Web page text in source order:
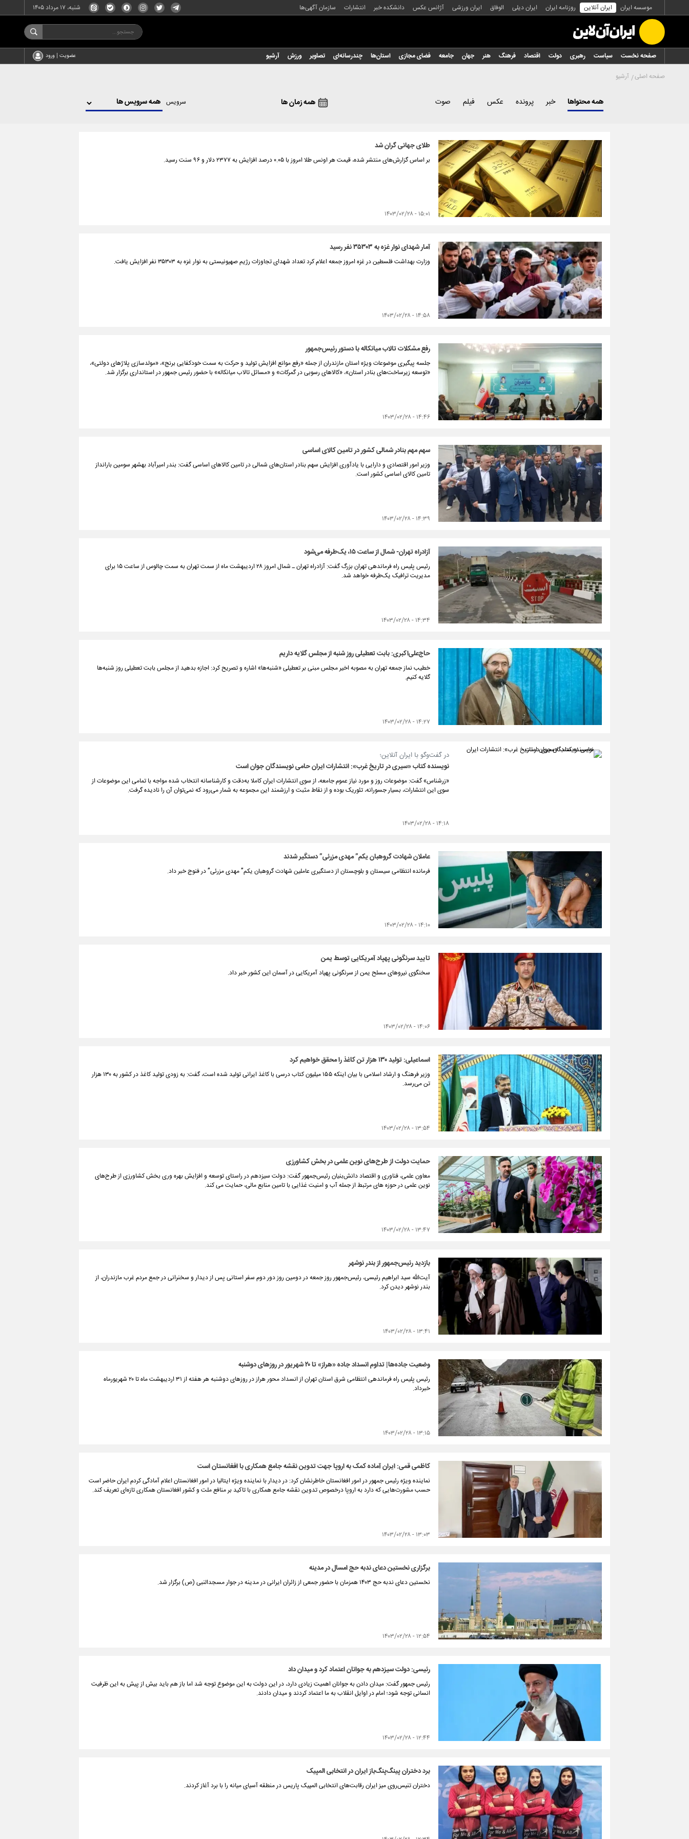
موسسه ایران ایران آنلاین روزنامه ایران ایران دیلی الوفاق ایران ورزشی آژانس عکس دانشکده خبر انتشارات سازمان آگهی‌ها شنبه، ۱۷ مرداد ۱۴۰۵
صفحه نخست سیاست رهبری دولت اقتصاد فرهنگ هنر جهان جامعه فضای مجازی استان‌ها چندرسانه‌ای تصاویر ورزش آرشیو عضویت | ورود
صفحه اصلی آرشیو
همه محتواها خبر پرونده عکس فیلم صوت همه زمان ها سرویس
طلای جهانی گران شد
بر اساس گزارش‌های منتشر شده، قیمت هر اونس طلا امروز با ۰.۰۵ درصد افزایش به ۲۳۷۷ دلار و ۹۶ سنت رسید.
۱۵:۰۱ - ۱۴۰۳/۰۲/۲۸
آمار شهدای نوار غزه به ۳۵۳۰۳ نفر رسید
وزارت بهداشت فلسطین در غزه امروز جمعه اعلام کرد تعداد شهدای تجاوزات رژیم صهیونیستی به نوار غزه به ۳۵۳۰۳ نفر افزایش یافت.
۱۴:۵۸ - ۱۴۰۳/۰۲/۲۸
رفع مشکلات تالاب میانکاله با دستور رئیس‌جمهور
جلسه پیگیری موضوعات ویژه استان مازندران از جمله «رفع موانع افزایش تولید و حرکت به سمت خودکفایی برنج»، «مولدسازی پلاژهای دولتی»،
«توسعه زیرساخت‌های بنادر استان»، «کالاهای رسوبی در گمرکات» و «مسائل تالاب میانکاله» با حضور رئیس جمهور در استانداری برگزار شد.
۱۴:۴۶ - ۱۴۰۳/۰۲/۲۸
سهم مهم بنادر شمالی کشور در تامین کالای اساسی
وزیر امور اقتصادی و دارایی با یادآوری افزایش سهم بنادر استان‌های شمالی در تامین کالاهای اساسی گفت: بندر امیرآباد بهشهر سومین بارانداز
تامین کالای اساسی کشور است.
۱۴:۳۹ - ۱۴۰۳/۰۲/۲۸
آزادراه تهران- شمال از ساعت ۱۵، یک‌‌طرفه می‌شود
رئیس پلیس راه فرماندهی تهران بزرگ گفت: آزادراه تهران ـ شمال امروز ۲۸ اردیبهشت ماه از سمت تهران به سمت چالوس از ساعت ۱۵ برای
مدیریت ترافیک یک‌طرفه خواهد شد.
۱۴:۳۴ - ۱۴۰۳/۰۲/۲۸
حاج‌علی‌اکبری: بابت تعطیلی روز شنبه از مجلس گلایه داریم
خطیب نماز جمعه تهران به مصوبه اخیر مجلس مبنی بر تعطیلی «شنبه‌ها» اشاره و تصریح کرد: اجازه بدهید از مجلس بابت تعطیلی روز شنبه‌ها
گلایه کنیم.
۱۴:۲۷ - ۱۴۰۳/۰۲/۲۸
در گفت‌و‌گو با ایران آنلاین؛
نویسنده کتاب‌ «سیری در تاریخ غرب»: انتشارات ایران حامی نویسندگان جوان است
«زرشناس» گفت: موضوعات روز و مورد نیاز عموم جامعه، از سوی انتشارات ایران کاملا به‌دقت و کارشناسانه انتخاب شده مواجه با تمامی این موضوعات از
سوی این انتشارات، بسیار جسورانه، تئوریک بوده و از نقاط مثبت و ارزشمند این مجموعه به شمار می‌رود که نمی‌توان آن را نادیده گرفت.
۱۴:۱۸ - ۱۴۰۳/۰۲/۲۸
عاملان شهادت گروهبان یکم” مهدی مزرئی” دستگیر شدند
فرمانده انتظامی سیستان و بلوچستان از دستگیری عاملین شهادت گروهبان یکم” مهدی مزرئی” در فنوج خبر داد.
۱۴:۱۰ - ۱۴۰۳/۰۲/۲۸
تایید سرنگونی پهپاد آمریکایی توسط یمن
سخنگوی نیروهای مسلح یمن از سرنگونی پهپاد آمریکایی در آسمان این کشور خبر داد.
۱۴:۰۶ - ۱۴۰۳/۰۲/۲۸
اسماعیلی: تولید ۱۳۰ هزار تن کاغذ را محقق خواهیم کرد
وزیر فرهنگ و ارشاد اسلامی با بیان اینکه ۱۵۵ میلیون کتاب درسی با کاغذ ایرانی تولید شده است، گفت: به زودی تولید کاغذ در کشور به ۱۳۰ هزار
تن می‌رسد.
۱۳:۵۴ - ۱۴۰۳/۰۲/۲۸
حمایت دولت از طرح‌های نوین علمی در بخش کشاورزی
معاون علمی، فناوری و اقتصاد دانش‌بنیان رئیس‌جمهور گفت: دولت سیزدهم در راستای توسعه و افزایش بهره وری بخش کشاورزی از طرح‌های
نوین علمی در حوزه های مرتبط از جمله آب و امنیت غذایی با تامین منابع مالی، حمایت می کند.
۱۳:۴۷ - ۱۴۰۳/۰۲/۲۸
بازدید رئیس‌جمهور از بندر نوشهر
آیت‌الله سید ابراهیم رئیسی، رئیس‌جمهور روز جمعه در دومین روز دور دوم سفر استانی پس از دیدار و سخنرانی در جمع مردم غرب مازندران، از
بندر نوشهر دیدن کرد.
۱۳:۴۱ - ۱۴۰۳/۰۲/۲۸
وضعیت جاده‌ها| تداوم انسداد جاده «هراز» تا ۲۰ شهریور در روزهای دوشنبه
رئیس پلیس راه فرماندهی انتظامی شرق استان تهران از انسداد محور هراز در روزهای دوشنبه هر هفته از ۳۱ اردیبهشت ماه تا ۲۰ شهریورماه
خبرداد.
۱۳:۱۵ - ۱۴۰۳/۰۲/۲۸
کاظمی قمی: ایران آماده کمک به اروپا جهت تدوین نقشه جامع همکاری با افغانستان است
نماینده ویژه رئیس جمهور در امور افغانستان خاطرنشان کرد: در دیدار با نماینده ویژه ایتالیا در امور افغانستان اعلام آمادگی کردم ایران حاضر است
حسب مشورت‌هایی که دارد به اروپا درخصوص تدوین نقشه جامع همکاری با تاکید بر منافع ملت و کشور افغانستان همکاری تازه‌ای تعریف کند.
۱۳:۰۳ - ۱۴۰۳/۰۲/۲۸
برگزاری نخستین دعای ندبه حج امسال در مدینه
نخستین دعای ندبه حج ۱۴۰۳ همزمان با حضور جمعی از زائران ایرانی در مدینه در جوار مسجدالنبی (ص) برگزار شد.
۱۲:۵۴ - ۱۴۰۳/۰۲/۲۸
رئیسی: دولت سیزدهم به جوانان اعتماد کرد و میدان داد
رئیس جمهور گفت: میدان دادن به جوانان اهمیت زیادی دارد، در این دولت به این موضوع توجه شد اما باز هم باید بیش از پیش به این ظرفیت
انسانی توجه شود؛ امام در اوایل انقلاب به ما اعتماد کردند و میدان دادند.
۱۲:۴۴ - ۱۴۰۳/۰۲/۲۸
برد دختران پینگ‌پنگ‌باز ایران در انتخابی المپیک
دختران تنیس‌روی میز ایران رقابت‌های انتخابی المپیک پاریس در منطقه آسیای میانه را با برد آغاز کردند.